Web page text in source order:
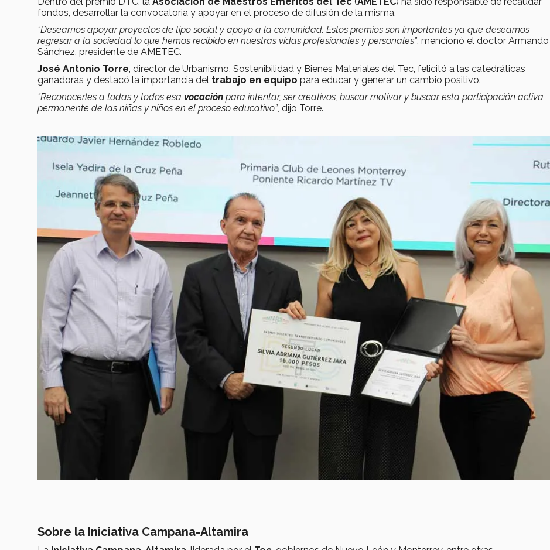
fondos, desarrollar la convocatoria y apoyar en el proceso de difusión de la misma.
“Deseamos apoyar proyectos de tipo social y apoyo a la comunidad. Estos premios son importantes ya que deseamos
regresar a la sociedad lo que hemos recibido en nuestras vidas profesionales y personales”, mencionó el doctor Armando
Sánchez, presidente de AMETEC.
José Antonio Torre, director de Urbanismo, Sostenibilidad y Bienes Materiales del Tec, felicitó a las catedráticas
ganadoras y destacó la importancia del trabajo en equipo para educar y generar un cambio positivo.
“Reconocerles a todas y todos esa vocación para intentar, ser creativos, buscar motivar y buscar esta participación activa
permanente de las niñas y niños en el proceso educativo”, dijo Torre.
Sobre la Iniciativa Campana-Altamira